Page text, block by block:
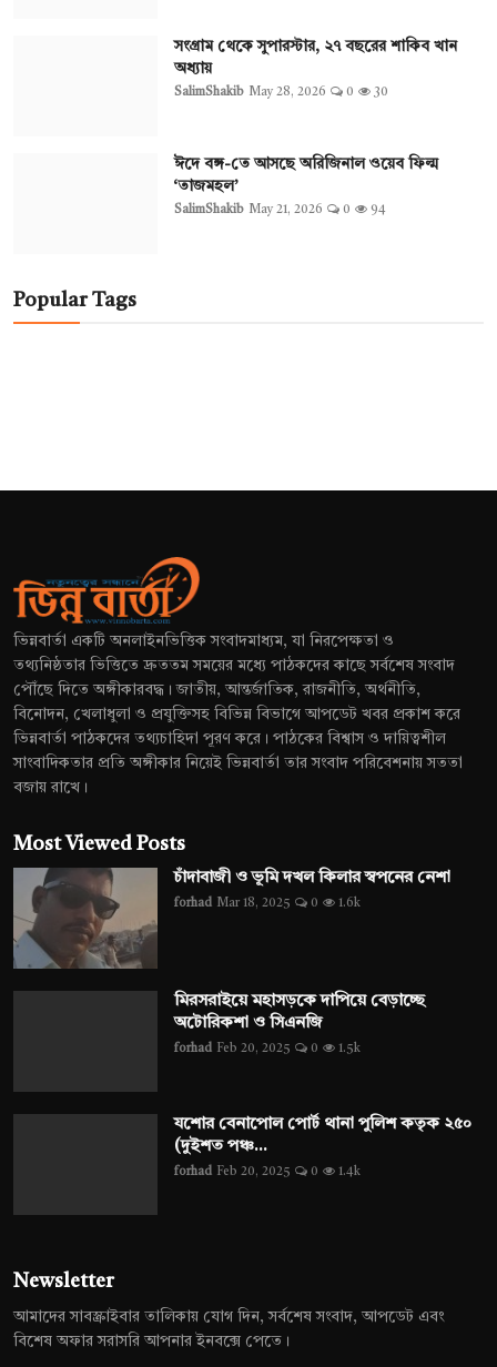
সংগ্রাম থেকে সুপারস্টার, ২৭ বছরের শাকিব খান
অধ্যায়
SalimShakib May 28, 2026 0 30
ঈদে বঙ্গ-তে আসছে অরিজিনাল ওয়েব ফিল্ম
‘তাজমহল’
SalimShakib May 21, 2026 0 94
Popular Tags
ভিন্নবার্তা একটি অনলাইনভিত্তিক সংবাদমাধ্যম, যা নিরপেক্ষতা ও
তথ্যনিষ্ঠতার ভিত্তিতে দ্রুততম সময়ের মধ্যে পাঠকদের কাছে সর্বশেষ সংবাদ
পৌঁছে দিতে অঙ্গীকারবদ্ধ। জাতীয়, আন্তর্জাতিক, রাজনীতি, অর্থনীতি,
বিনোদন, খেলাধুলা ও প্রযুক্তিসহ বিভিন্ন বিভাগে আপডেট খবর প্রকাশ করে
ভিন্নবার্তা পাঠকদের তথ্যচাহিদা পূরণ করে। পাঠকের বিশ্বাস ও দায়িত্বশীল
সাংবাদিকতার প্রতি অঙ্গীকার নিয়েই ভিন্নবার্তা তার সংবাদ পরিবেশনায় সততা
বজায় রাখে।
Most Viewed Posts
চাঁদাবাজী ও ভূমি দখল কিলার স্বপনের নেশা
forhad Mar 18, 2025 0 1.6k
মিরসরাইয়ে মহাসড়কে দাপিয়ে বেড়াচ্ছে
অটোরিকশা ও সিএনজি
forhad Feb 20, 2025 0 1.5k
যশোর বেনাপোল পোর্ট থানা পুলিশ কতৃক ২৫০
(দুইশত পঞ্চ...
forhad Feb 20, 2025 0 1.4k
Newsletter
আমাদের সাবস্ক্রাইবার তালিকায় যোগ দিন, সর্বশেষ সংবাদ, আপডেট এবং
বিশেষ অফার সরাসরি আপনার ইনবক্সে পেতে।